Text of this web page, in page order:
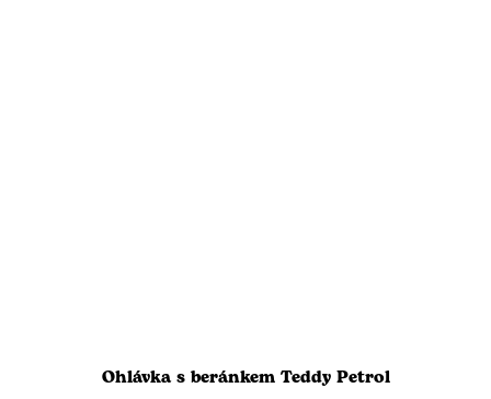
Ohlávka s beránkem Teddy Petrol